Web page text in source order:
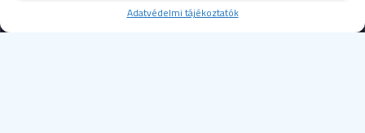
Adatvédelmi tájékoztatók
Kezdőoldal